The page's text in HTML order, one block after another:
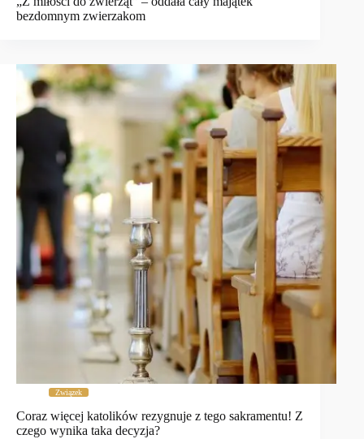
bezdomnym zwierzakom
Związek
Coraz więcej katolików rezygnuje z tego sakramentu! Z
czego wynika taka decyzja?